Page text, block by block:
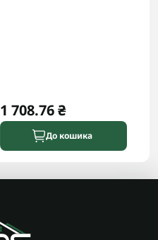
1 708.76 ₴
До кошика